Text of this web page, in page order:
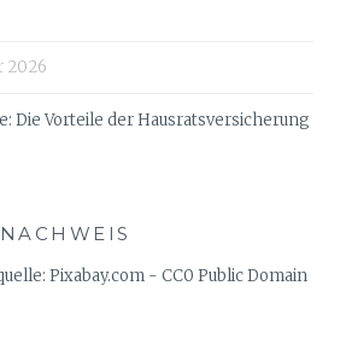
2026
Die Vorteile der Hausratsversicherung
Pixabay.com - CC0 Public Domain